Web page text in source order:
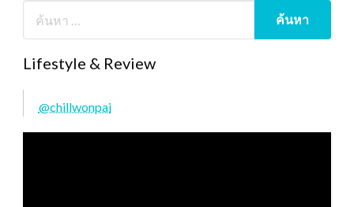
Lifestyle & Review
@chillwonpai